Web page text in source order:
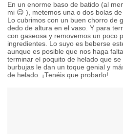
En un enorme baso de batido (al
mi 😉 ), metemos una o dos bolas
Lo cubrimos con un buen chorro de
dedo de altura en el vaso. Y para
con gaseosa y removemos un poco
ingredientes. Lo suyo es beberse
aunque es posible que nos haga
terminar el poquito de helado que
burbujas le dan un toque genial y
de helado. ¡Tenéis que probarlo!